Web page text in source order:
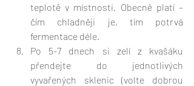
teplotě v místnosti. Obecně platí –
čím chladněji je, tím potrvá
fermentace déle.
Po 5-7 dnech si zelí z kvašáku
přendejte do jednotlivých
vyvařených sklenic (volte dobrou